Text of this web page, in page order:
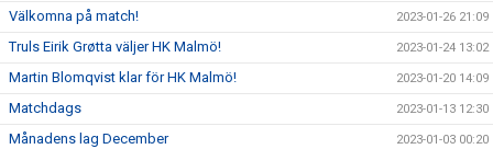
Välkomna på match! 2023-01-26 21:09
Truls Eirik Grøtta väljer HK Malmö! 2023-01-24 13:02
Martin Blomqvist klar för HK Malmö! 2023-01-20 14:09
Matchdags 2023-01-13 12:30
Månadens lag December 2023-01-03 00:20